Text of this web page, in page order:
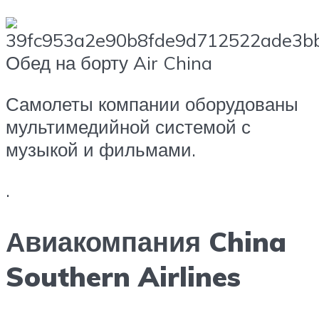
Обед на борту Air China
Самолеты компании оборудованы
мультимедийной системой с
музыкой и фильмами.
.
Авиакомпания China
Southern Airlines